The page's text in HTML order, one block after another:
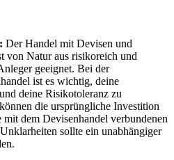
Der Handel mit Devisen und
von Natur aus risikoreich und
geeignet. Bei der
ist es wichtig, deine
deine Risikotoleranz zu
die ursprüngliche Investition
dem Devisenhandel verbundenen
sollte ein unabhängiger